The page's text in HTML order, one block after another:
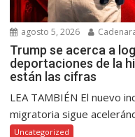
agosto 5, 2026
Trump se acerca a
deportaciones de la
están las cifras
LEA TAMBIÉN El nuevo
migratoria sigue
Uncategorized